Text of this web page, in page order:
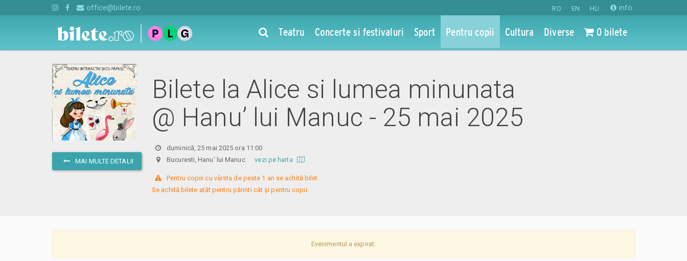
RO EN HU info
office@bilete.ro
Teatru Concerte si festivaluri Sport Pentru copii Cultura Diverse 0 bilete
MAI MULTE DETALII
Bilete la Alice si lumea minunata
@ Hanu’ lui Manuc - 25 mai 2025
duminică, 25 mai 2025 ora 11:00
Bucuresti, Hanu' lui Manucvezi pe harta
Pentru copiii cu vârsta de peste 1 an se achită bilet.
Se achită bilete atât pentru părinti cât și pentru copii.
Evenimentul a expirat.